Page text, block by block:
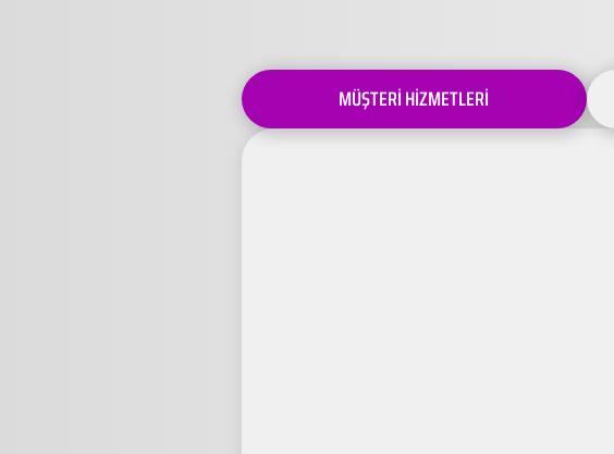
MÜŞTERİ HİZMETLERİ